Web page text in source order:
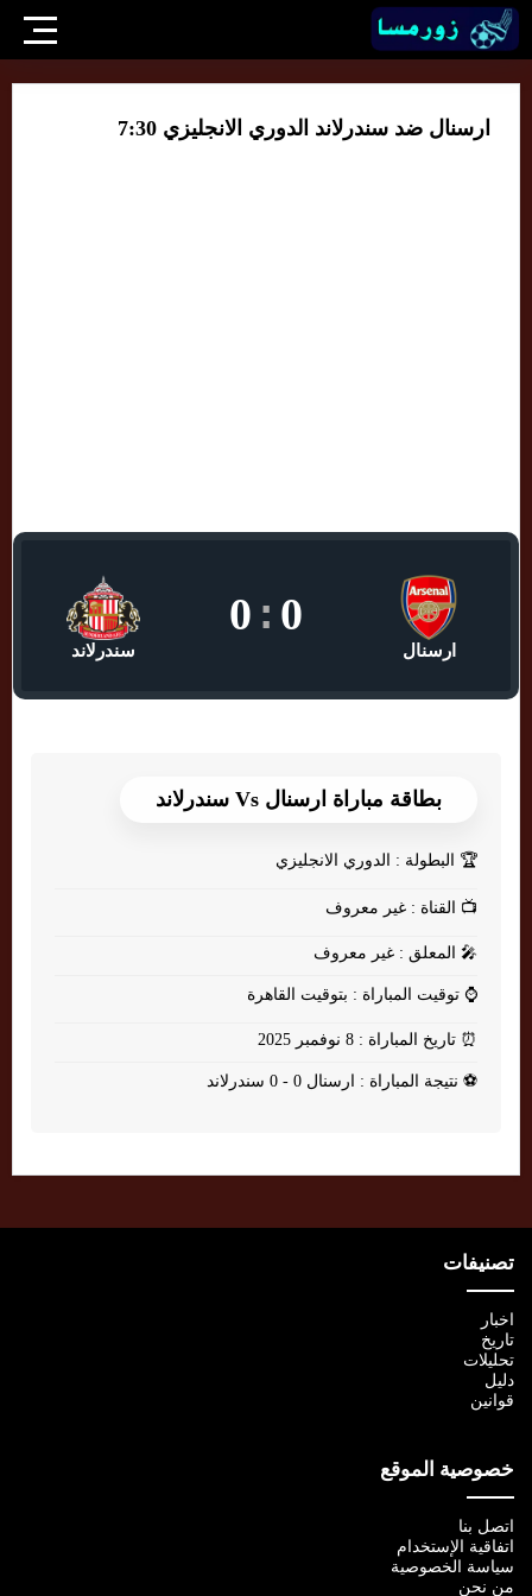
ارسنال ضد سندرلاند الدوري الانجليزي 7:30
ارسنال
0
:
0
سندرلاند
بطاقة مباراة ارسنال Vs سندرلاند
🏆 البطولة : الدوري الانجليزي
📺 القناة : غير معروف
🎤 المعلق : غير معروف
⌚ توقيت المباراة : بتوقيت القاهرة
⏰ تاريخ المباراة : 8 نوفمبر 2025
⚽ نتيجة المباراة : ارسنال 0 - 0 سندرلاند
تصنيفات
اخبار
تاريخ
تحليلات
دليل
قوانين
خصوصية الموقع
اتصل بنا
اتفاقية الإستخدام
سياسة الخصوصية
من نحن